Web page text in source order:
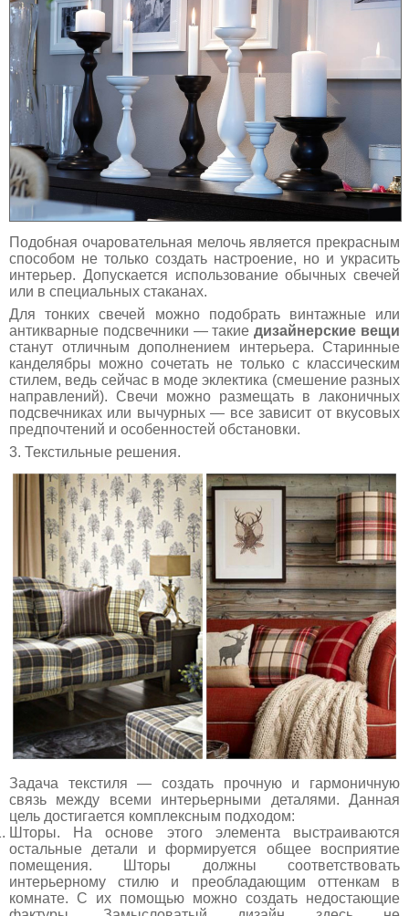
Подобная очаровательная мелочь является прекрасным
способом не только создать настроение, но и украсить
интерьер. Допускается использование обычных свечей
или в специальных стаканах.
Для тонких свечей можно подобрать винтажные или
антикварные подсвечники — такиедизайнерские вещи
станут отличным дополнением интерьера. Старинные
канделябры можно сочетать не только с классическим
стилем, ведь сейчас в моде эклектика (смешение разных
направлений). Свечи можно размещать в лаконичных
подсвечниках или вычурных — все зависит от вкусовых
предпочтений и особенностей обстановки.
3. Текстильные решения.
Задача текстиля — создать прочную и гармоничную
связь между всеми интерьерными деталями. Данная
цель достигается комплексным подходом:
Шторы. На основе этого элемента выстраиваются
остальные детали и формируется общее восприятие
помещения. Шторы должны соответствовать
интерьерному стилю и преобладающим оттенкам в
комнате. С их помощью можно создать недостающие